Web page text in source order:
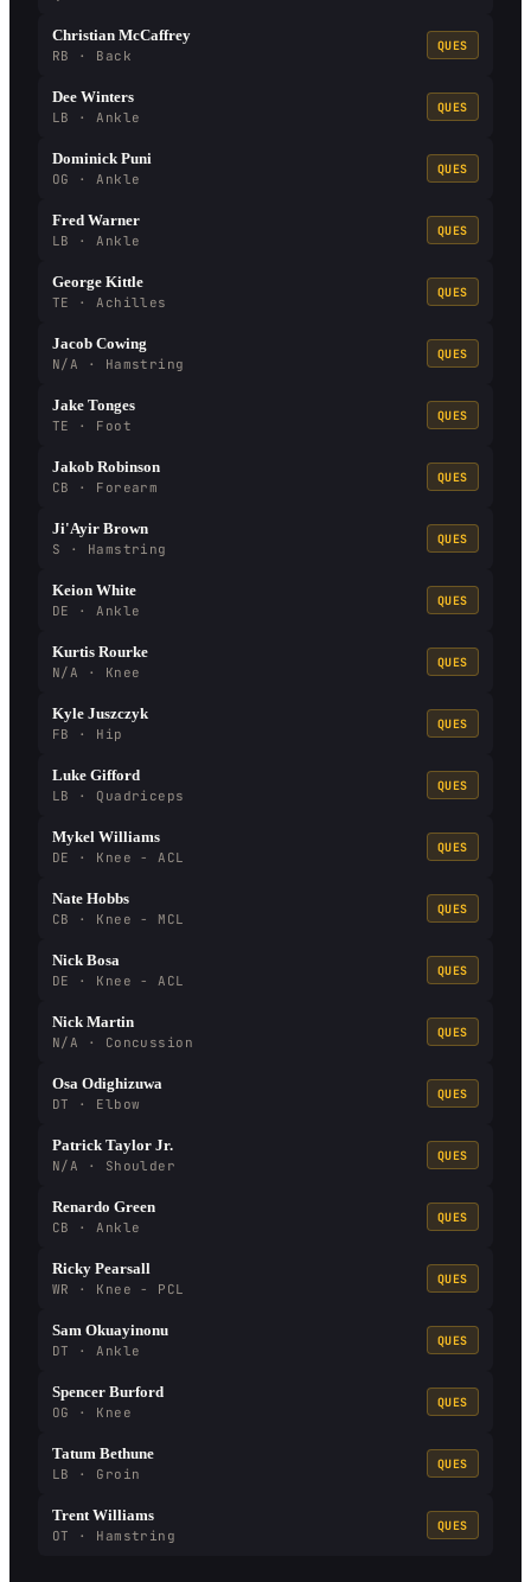
Christian McCaffrey
RB · Back
QUES
Dee Winters
LB · Ankle
QUES
Dominick Puni
OG · Ankle
QUES
Fred Warner
LB · Ankle
QUES
George Kittle
TE · Achilles
QUES
Jacob Cowing
N/A · Hamstring
QUES
Jake Tonges
TE · Foot
QUES
Jakob Robinson
CB · Forearm
QUES
Ji'Ayir Brown
S · Hamstring
QUES
Keion White
DE · Ankle
QUES
Kurtis Rourke
N/A · Knee
QUES
Kyle Juszczyk
FB · Hip
QUES
Luke Gifford
LB · Quadriceps
QUES
Mykel Williams
DE · Knee - ACL
QUES
Nate Hobbs
CB · Knee - MCL
QUES
Nick Bosa
DE · Knee - ACL
QUES
Nick Martin
N/A · Concussion
QUES
Osa Odighizuwa
DT · Elbow
QUES
Patrick Taylor Jr.
N/A · Shoulder
QUES
Renardo Green
CB · Ankle
QUES
Ricky Pearsall
WR · Knee - PCL
QUES
Sam Okuayinonu
DT · Ankle
QUES
Spencer Burford
OG · Knee
QUES
Tatum Bethune
LB · Groin
QUES
Trent Williams
OT · Hamstring
QUES